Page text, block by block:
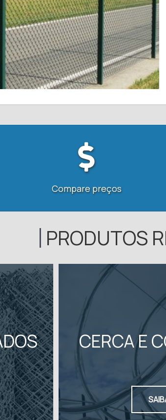
Compare preços
PRODUTOS
CERCA E